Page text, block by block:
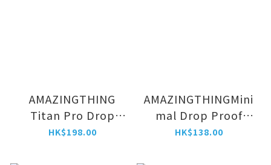
AMAZINGTHING
Titan Pro Drop
Proof Case For
HK$198.00
AMAZINGTHINGMini
mal Drop Proof
Case For iPhone 17
HK$138.00